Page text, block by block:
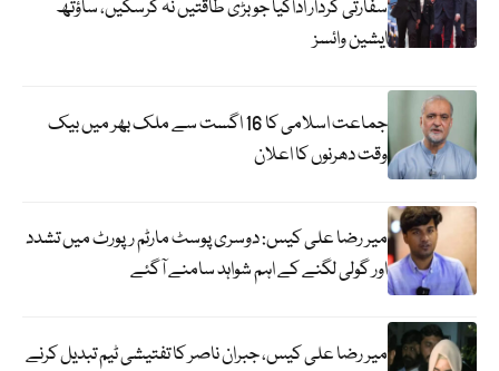
سفارتی کردار اداکیا جو بڑی طاقتیں نہ کرسکیں، ساؤتھ
ایشین وائسز
جماعت اسلامی کا 16 اگست سے ملک بھر میں بیک
وقت دھرنوں کا اعلان
میر رضا علی کیس: دوسری پوسٹ مارٹم رپورٹ میں تشدد
اور گولی لگنے کے اہم شواہد سامنے آگئے
میر رضا علی کیس، جبران ناصر کا تفتیشی ٹیم تبدیل کرنے